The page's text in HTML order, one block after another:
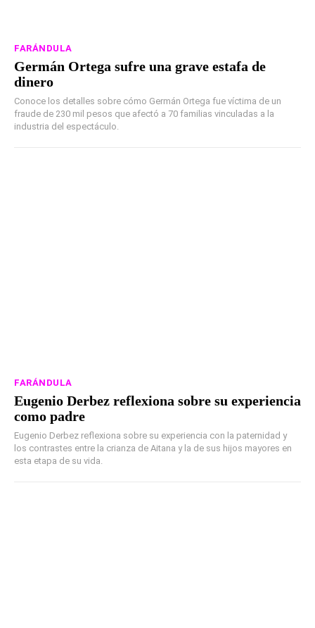
FARÁNDULA
Germán Ortega sufre una grave estafa de
dinero
Conoce los detalles sobre cómo Germán Ortega fue víctima de un
fraude de 230 mil pesos que afectó a 70 familias vinculadas a la
industria del espectáculo.
FARÁNDULA
Eugenio Derbez reflexiona sobre su experiencia
como padre
Eugenio Derbez reflexiona sobre su experiencia con la paternidad y
los contrastes entre la crianza de Aitana y la de sus hijos mayores en
esta etapa de su vida.